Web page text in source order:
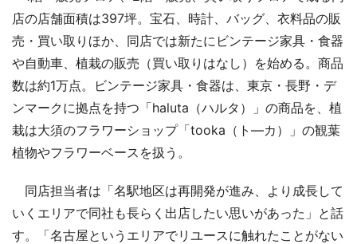
店の店舗面積は397坪。宝石、時計、バッグ、衣料品の販
売・買い取りほか、同店では新たにビンテージ家具・食器
や自動車、植栽の販売（買い取りはなし）を始める。商品
数は約1万点。ビンテージ家具・食器は、東京・長野・デ
ンマークに拠点を持つ「haluta（ハルタ）」の商品を、植
栽は大須のフラワーショップ「tooka（ト―カ）」の観葉
植物やフラワーベースを扱う。
同店担当者は「名駅地区は再開発が進み、より成長して
いくエリアで同社も長らく出店したい思いがあった」と話
す。「名古屋というエリアでリユースに触れたことがない